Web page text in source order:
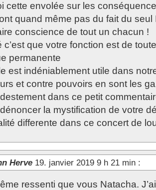
cette envolée sur les
quand même pas du fait du seul
conscience de tout un chacun !
c’est que votre fonction est de
permanente
est indéniablement utile dans
et contre pouvoirs en sont les
dans ce petit
la mystification de votre
differente dans ce concert de
Herve 19. janvier 2019 9 h 21 min :
ressenti que vous Natacha.